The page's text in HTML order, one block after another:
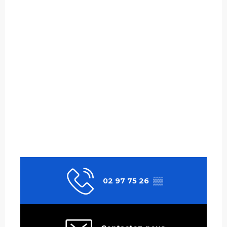
02 97 75 26 ▒▒